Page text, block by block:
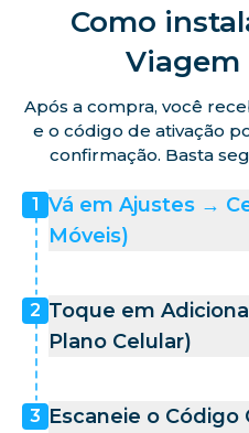
Como
Viagem
Após a compra, você
e o código de ativação
confirmação. Basta
1 Vá em Ajustes →
Móveis)
2 Toque em
Plano Celular)
3 Escaneie o Código